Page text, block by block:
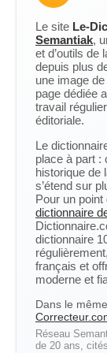
Le site Le-
Semantiak,
et d’outils de
depuis plus
une image
page dédiée
travail
éditoriale.
Le
place à part :
historique de
s’étend sur
Pour un
dictionnaire
dictionnaire
français et
moderne et
Dans le
Réseau
de 20 ans,